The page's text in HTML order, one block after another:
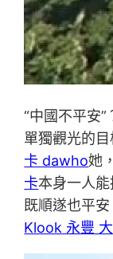
“中國不平安
單獨觀光的
卡 dawho她
卡本身一人
既順遂也平
Klook 永豐